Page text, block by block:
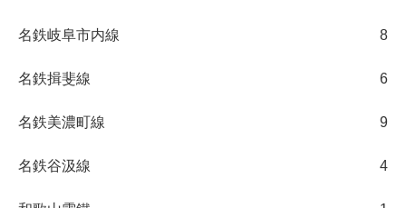
名鉄岐阜市内線 8
名鉄揖斐線 6
名鉄美濃町線 9
名鉄谷汲線 4